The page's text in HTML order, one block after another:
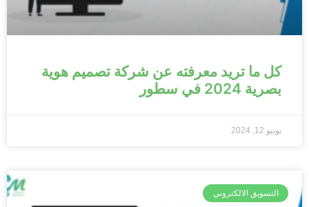
كل ما تريد معرفته عن شركة تصميم هوية
بصرية 2024 في سطور
يونيو 12, 2024
التسويق الالكتروني